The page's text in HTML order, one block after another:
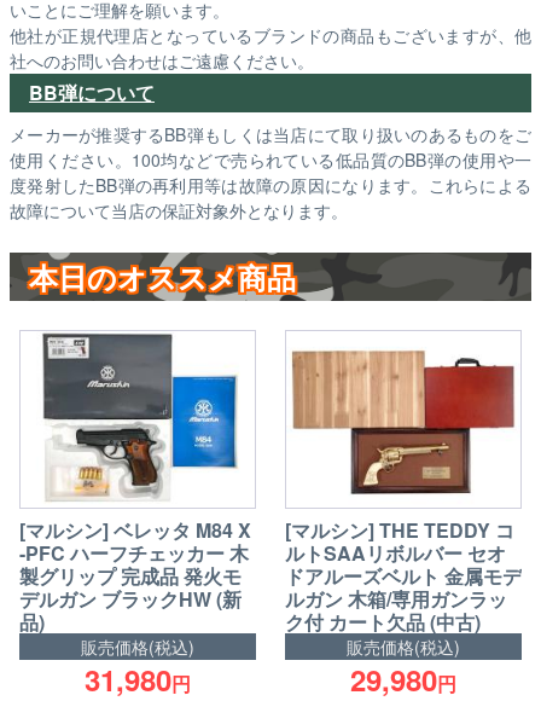
いことにご理解を願います。
他社が正規代理店となっているブランドの商品もございますが、他
社へのお問い合わせはご遠慮ください。
BB弾について
メーカーが推奨するBB弾もしくは当店にて取り扱いのあるものをご
使用ください。100均などで売られている低品質のBB弾の使用や一
度発射したBB弾の再利用等は故障の原因になります。これらによる
故障について当店の保証対象外となります。
本日のオススメ商品
[マルシン] ベレッタ M84 X
-PFC ハーフチェッカー 木
製グリップ 完成品 発火モ
デルガン ブラックHW (新
品)
販売価格(税込)
31,980円
[マルシン] THE TEDDY コ
ルトSAAリボルバー セオ
ドアルーズベルト 金属モデ
ルガン 木箱/専用ガンラッ
ク付 カート欠品 (中古)
販売価格(税込)
29,980円